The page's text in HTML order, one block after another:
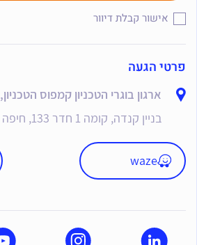
פרטי הגעה
ארגון בוגרי הטכניון קמפוס הטכניון,
בניין קנדה, קומה 1 חדר 133, חיפה
waze
אישור קבלת דיוור